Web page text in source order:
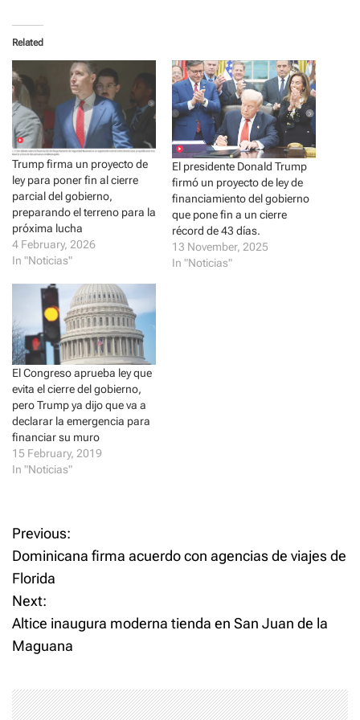
t
o
s
T
w
i
t
t
e
r
(
O
p
e
n
s
n
e
w
w
i
n
d
o
w
)
a
r
e
o
n
F
a
c
e
b
o
o
k
(
O
p
e
n
n
e
w
w
i
n
d
o
w
)
Related
Trump firma un proyecto de
ley para poner fin al cierre
parcial del gobierno,
preparando el terreno para la
próxima lucha
4 February, 2026
In "Noticias"
El presidente Donald Trump
firmó un proyecto de ley de
financiamiento del gobierno
que pone fin a un cierre
récord de 43 días.
13 November, 2025
In "Noticias"
El Congreso aprueba ley que
evita el cierre del gobierno,
pero Trump ya dijo que va a
declarar la emergencia para
financiar su muro
15 February, 2019
In "Noticias"
P
o
s
t
a
Previous:
Dominicana firma acuerdo con agencias de viajes de
Florida
Next:
Altice inaugura moderna tienda en San Juan de la
Maguana